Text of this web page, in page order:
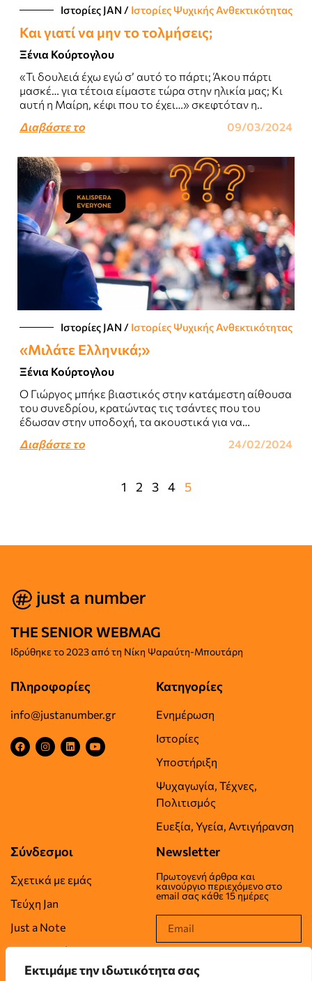
Εκτιμάμε την ιδωτικότητα σας
Ιστορίες JΑΝ / Ιστορίες Ψυχικής Ανθεκτικότητας
Και γιατί να μην το τολμήσεις;
Ξένια Κούρτογλου
«Τι δουλειά έχω εγώ σ’ αυτό το πάρτι; Άκου πάρτι
μασκέ… για τέτοια είμαστε τώρα στην ηλικία μας; Κι
αυτή η Μαίρη, κέφι που το έχει…» σκεφτόταν η..
Διαβάστε το
09/03/2024
Ιστορίες JΑΝ / Ιστορίες Ψυχικής Ανθεκτικότητας
«Μιλάτε Ελληνικά;»
Ξένια Κούρτογλου
Ο Γιώργος μπήκε βιαστικός στην κατάμεστη αίθουσα
του συνεδρίου, κρατώντας τις τσάντες που του
έδωσαν στην υποδοχή, τα ακουστικά για να
ταξίδεψε..
Διαβάστε το 24/02/2024
1 2 3 4 5
THE SENIOR WEBMAG
Iδρύθηκε το2023 από τη Νίκη Ψαραύτη-Μπουτάρη
Πληροφορίες
info@justanumber.gr
Κατηγορίες
Ενημέρωση
Ιστορίες
Υποστήριξη
Ψυχαγωγία, Τέχνες,
Πολιτισμός
Ευεξία, Υγεία, Αντιγήρανση
Σύνδεσμοι
Σχετικά με εμάς
Τεύχη Jan
Just a Note
Επικοινωνία
Όροι Χρήσης
Newsletter
Πρωτογενή άρθρα και
καινούργιο περιεχόμενο στο
email σας κάθε 15 ημέρες